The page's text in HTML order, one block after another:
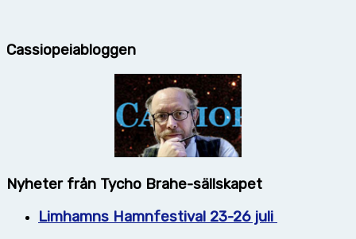
Cassiopeiabloggen
Nyheter från Tycho Brahe-sällskapet
Limhamns Hamnfestival 23-26 juli